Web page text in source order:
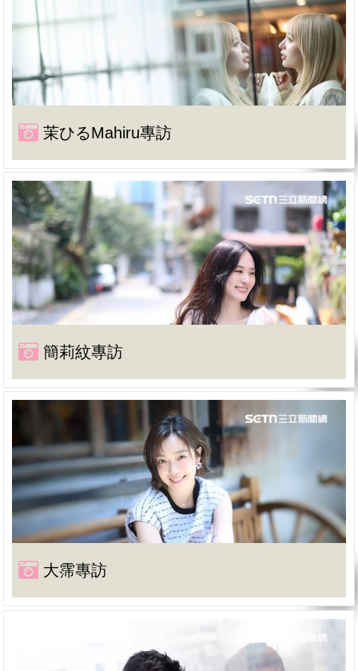
茉ひるMahiru專訪
簡莉紋專訪
大霈專訪